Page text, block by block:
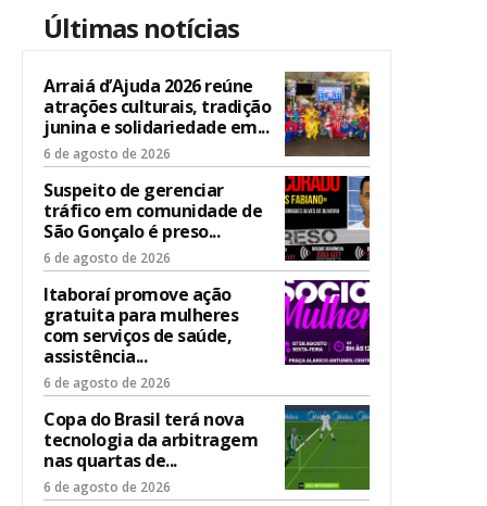
Últimas notícias
Arraiá d’Ajuda 2026 reúne
atrações culturais, tradição
junina e solidariedade em...
6 de agosto de 2026
Suspeito de gerenciar
tráfico em comunidade de
São Gonçalo é preso...
6 de agosto de 2026
Itaboraí promove ação
gratuita para mulheres
com serviços de saúde,
assistência...
6 de agosto de 2026
Copa do Brasil terá nova
tecnologia da arbitragem
nas quartas de...
6 de agosto de 2026